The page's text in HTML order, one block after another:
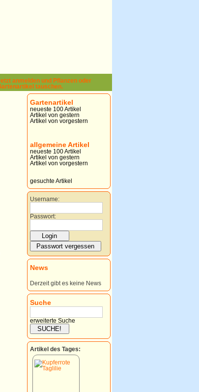
Gartenartikel
neueste 100 Artikel
Artikel von gestern
Artikel von vorgestern
allgemeine Artikel
neueste 100 Artikel
Artikel von gestern
Artikel von vorgestern
gesuchte Artikel
Username:
Passwort:
News
Derzeit gibt es keine News
Suche
erweiterte Suche
Artikel des Tages: